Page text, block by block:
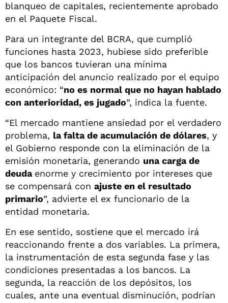
blanqueo de capitales, recientemente aprobado
en el Paquete Fiscal.
Para un integrante del BCRA, que cumplió
funciones hasta 2023, hubiese sido preferible
que los bancos tuvieran una mínima
anticipación del anuncio realizado por el equipo
económico: “no es normal que no hayan hablado
con anterioridad, es jugado”, indica la fuente.
“El mercado mantiene ansiedad por el verdadero
problema, la falta de acumulación de dólares, y
el Gobierno responde con la eliminación de la
emisión monetaria, generando una carga de
deuda enorme y crecimiento por intereses que
se compensará con ajuste en el resultado
primario”, advierte el ex funcionario de la
entidad monetaria.
En ese sentido, sostiene que el mercado irá
reaccionando frente a dos variables. La primera,
la instrumentación de esta segunda fase y las
condiciones presentadas a los bancos. La
segunda, la reacción de los depósitos, los
cuales, ante una eventual disminución, podrían